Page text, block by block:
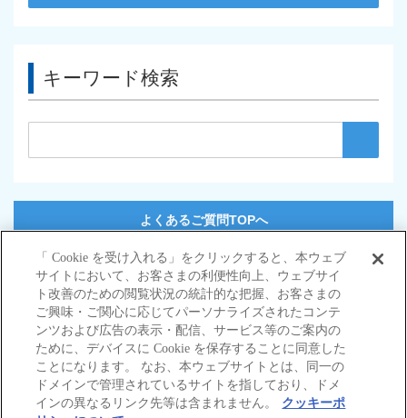
キーワード検索
よくあるご質問TOPへ
サイトマップ
当サイトのご利用にあたって
勧誘方針
個人情報の取扱いについて
「 Cookie を受け入れる」をクリックすると、本ウェブ
サイトにおいて、お客さまの利便性向上、ウェブサイ
ト改善のための閲覧状況の統計的な把握、お客さまの
ご興味・ご関心に応じてパーソナライズされたコンテ
ンツおよび広告の表示・配信、サービス等のご案内の
ために、デバイスに Cookie を保存することに同意した
ことになります。 なお、本ウェブサイトとは、同一の
ドメインで管理されているサイトを指しており、ドメ
インの異なるリンク先等は含まれません。
クッキーポ